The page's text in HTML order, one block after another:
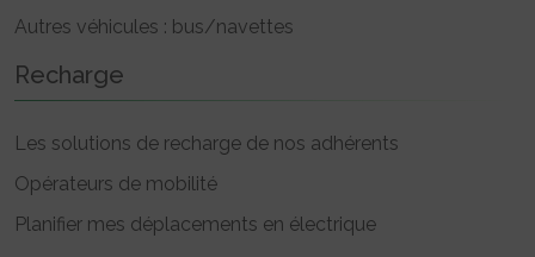
Autres véhicules : bus/navettes
Recharge
Les solutions de recharge de nos adhérents
Opérateurs de mobilité
Planifier mes déplacements en électrique